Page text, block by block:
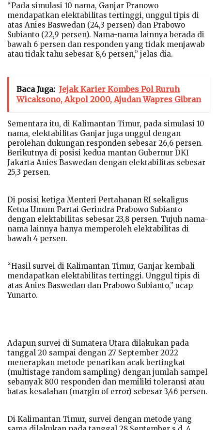
“Pada simulasi 10 nama, Ganjar Pranowo
mendapatkan elektabilitas tertinggi, unggul tipis di
atas Anies Baswedan (24,3 persen) dan Prabowo
Subianto (22,9 persen). Nama-nama lainnya berada di
bawah 6 persen dan responden yang tidak menjawab
atau tidak tahu sebesar 8,6 persen,” jelas dia.
Baca Juga: Jejak Karier Kombes Pol Ruruh
Wicaksono, Akpol 2000, Ajudan Wapres Gibran
Sementara itu, di Kalimantan Timur, pada simulasi 10
nama, elektabilitas Ganjar juga unggul dengan
perolehan dukungan responden sebesar 26,6 persen.
Berikutnya di posisi kedua mantan Gubernur DKI
Jakarta Anies Baswedan dengan elektabilitas sebesar
25,3 persen.
Di posisi ketiga Menteri Pertahanan RI sekaligus
Ketua Umum Partai Gerindra Prabowo Subianto
dengan elektabilitas sebesar 23,8 persen. Tujuh nama-
nama lainnya hanya memperoleh elektabilitas di
bawah 4 persen.
“Hasil survei di Kalimantan Timur, Ganjar kembali
mendapatkan elektabilitas tertinggi. Unggul tipis di
atas Anies Baswedan dan Prabowo Subianto,” ucap
Yunarto.
Adapun survei di Sumatera Utara dilakukan pada
tanggal 20 sampai dengan 27 September 2022
menerapkan metode penarikan acak bertingkat
(multistage random sampling) dengan jumlah sampel
sebanyak 800 responden dan memiliki toleransi atau
batas kesalahan (margin of error) sebesar 3,46 persen.
Di Kalimantan Timur, survei dengan metode yang